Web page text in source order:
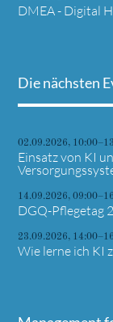
DMEA - Digital
Die nächsten
02.09.2026,
Einsatz von KI
14.09.2026,
DGQ-Pflegetag
23.09.2026,
Wie lerne ich KI